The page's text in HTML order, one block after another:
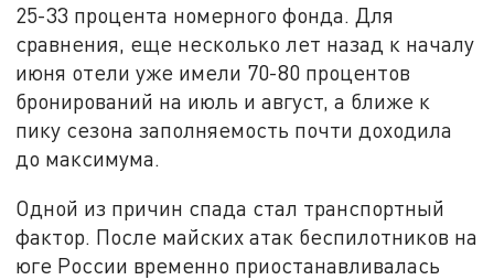
25-33 процента номерного фонда. Для
сравнения, еще несколько лет назад к началу
июня отели уже имели 70-80 процентов
бронирований на июль и август, а ближе к
пику сезона заполняемость почти доходила
до максимума.
Одной из причин спада стал транспортный
фактор. После майских атак беспилотников на
юге России временно приостанавливалась